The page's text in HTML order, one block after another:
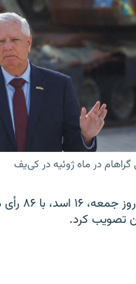
گراهام در ماه ژوئیه در کی‌یف
تصویب کرد.